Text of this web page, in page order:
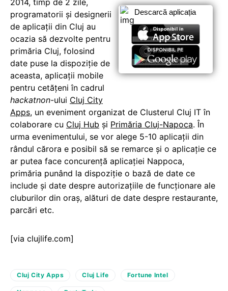
Descarcă aplicația
2014, timp de 2 zile,
programatorii și designerii
de aplicații din Cluj au
ocazia să dezvolte pentru
primăria Cluj, folosind
date puse la dispoziție de
aceasta, aplicații mobile
pentru cetățeni în cadrul
hackatnon-ului Cluj City
Apps, un eveniment organizat de Clusterul Cluj IT în
colaborare cu Cluj Hub și Primăria Cluj-Napoca. În
urma evenimentului, se vor alege 5-10 aplicații din
rândul cărora e posibil să se remarce și o aplicație ce
ar putea face concurență aplicației Nappoca,
primăria punând la dispoziție o bază de date ce
include și date despre autorizațiile de funcționare ale
cluburilor din oraș, alături de date despre restaurante,
parcări etc.
[via clujlife.com]
Cluj City Apps Cluj Life Fortune Intel